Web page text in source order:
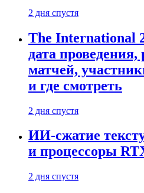
2 дня спустя
The International
дата проведения,
матчей,
и где смотреть
2 дня спустя
ИИ-сжатие
и процессоры
2 дня спустя